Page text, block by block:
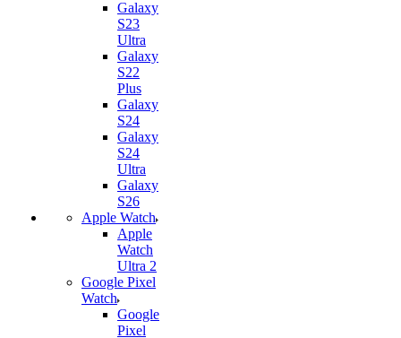
Galaxy
S23
Ultra
Galaxy
S22
Plus
Galaxy
S24
Galaxy
S24
Ultra
Galaxy
S26
Apple Watch
Apple
Watch
Ultra 2
Google Pixel
Watch
Google
Pixel